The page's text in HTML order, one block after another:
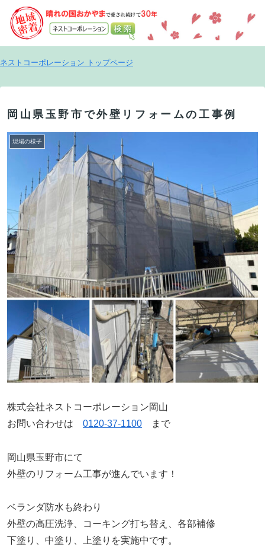
ネストコーポレーション トップページ
岡山県玉野市で外壁リフォームの工事例
現場の様子
株式会社ネストコーポレーション岡山
お問い合わせは 0120-37-1100 まで
岡山県玉野市にて
外壁のリフォーム工事が進んでいます！
ベランダ防水も終わり
外壁の高圧洗浄、コーキング打ち替え、各部補修
下塗り、中塗り、上塗りを実施中です。